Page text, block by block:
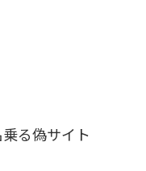
る偽サイト